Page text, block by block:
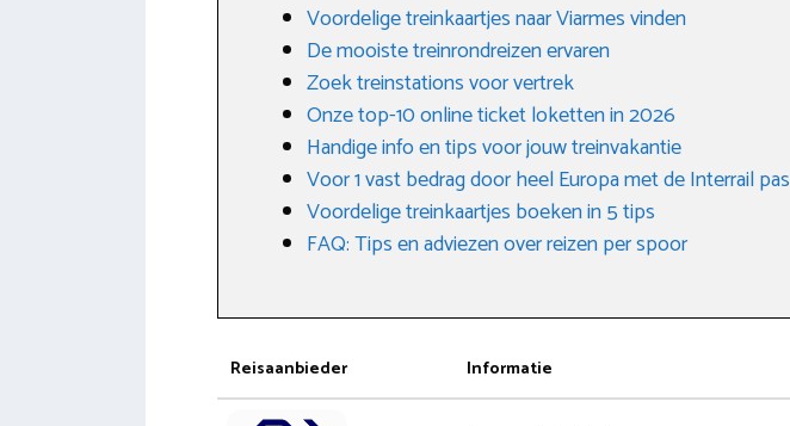
Voordelige treinkaartjes naar Viarmes vinden
De mooiste treinrondreizen ervaren
Zoek treinstations voor vertrek
Onze top-10 online ticket loketten in 2026
Handige info en tips voor jouw treinvakantie
Voor 1 vast bedrag door heel Europa met de Interrail pas
Voordelige treinkaartjes boeken in 5 tips
FAQ: Tips en adviezen over reizen per spoor
Reisaanbieder Informatie